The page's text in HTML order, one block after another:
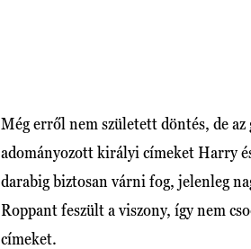
Még erről nem született döntés, de
adományozott királyi címeket Harry
darabig biztosan várni fog, jelenleg
Roppant feszült a viszony, így nem
címeket.